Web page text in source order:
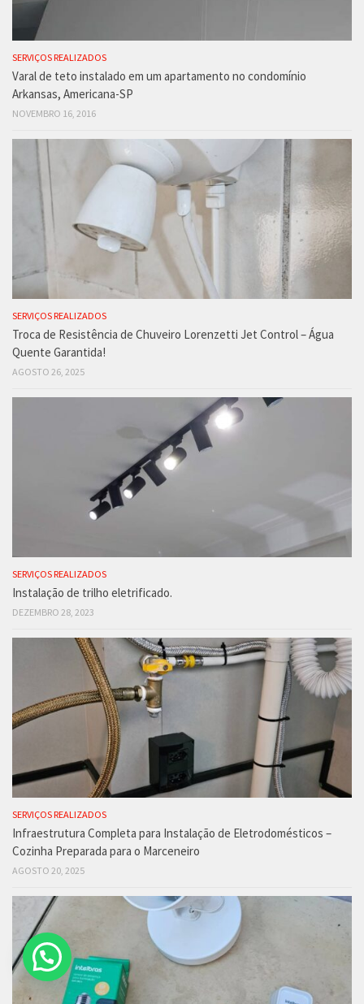
SERVIÇOS REALIZADOS
Varal de teto instalado em um apartamento no condomínio
Arkansas, Americana-SP
NOVEMBRO 16, 2016
SERVIÇOS REALIZADOS
Troca de Resistência de Chuveiro Lorenzetti Jet Control – Água
Quente Garantida!
AGOSTO 26, 2025
SERVIÇOS REALIZADOS
Instalação de trilho eletrificado.
DEZEMBRO 28, 2023
SERVIÇOS REALIZADOS
Infraestrutura Completa para Instalação de Eletrodomésticos –
Cozinha Preparada para o Marceneiro
AGOSTO 20, 2025